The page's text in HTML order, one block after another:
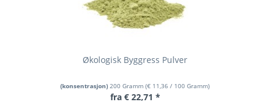
Økologisk Byggress Pulver
(konsentrasjon) 200 Gramm (€ 11,36 / 100 Gramm)
fra € 22,71 *